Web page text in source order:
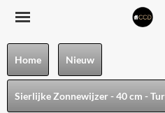
Home Nieuw
Sierlijke Zonnewijzer - 40 cm -